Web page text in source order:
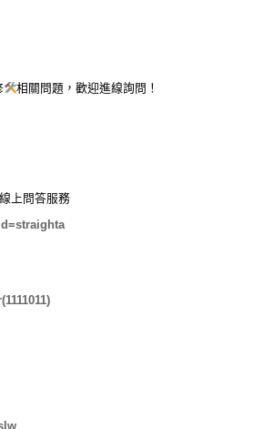
相關問題，歡迎進線詢問！
上問答服務